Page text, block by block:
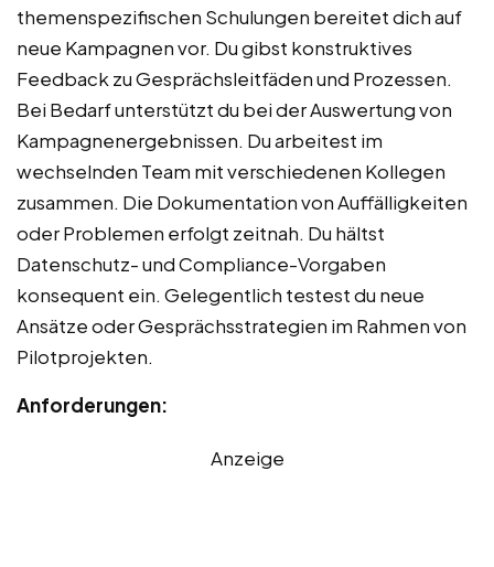
themenspezifischen Schulungen bereitet dich auf
neue Kampagnen vor. Du gibst konstruktives
Feedback zu Gesprächsleitfäden und Prozessen.
Bei Bedarf unterstützt du bei der Auswertung von
Kampagnenergebnissen. Du arbeitest im
wechselnden Team mit verschiedenen Kollegen
zusammen. Die Dokumentation von Auffälligkeiten
oder Problemen erfolgt zeitnah. Du hältst
Datenschutz- und Compliance-Vorgaben
konsequent ein. Gelegentlich testest du neue
Ansätze oder Gesprächsstrategien im Rahmen von
Pilotprojekten.
Anforderungen:
Anzeige